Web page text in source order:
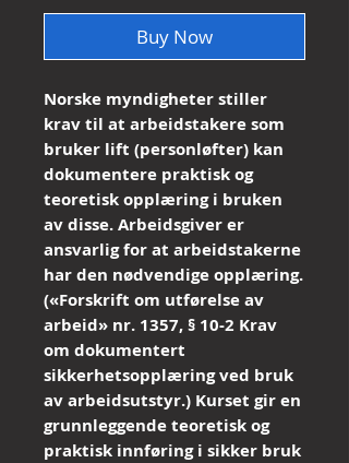
Buy Now
Norske myndigheter stiller
krav til at arbeidstakere som
bruker lift (personløfter) kan
dokumentere praktisk og
teoretisk opplæring i bruken
av disse. Arbeidsgiver er
ansvarlig for at arbeidstakerne
har den nødvendige opplæring.
(«Forskrift om utførelse av
arbeid» nr. 1357, § 10-2 Krav
om dokumentert
sikkerhetsopplæring ved bruk
av arbeidsutstyr.) Kurset gir en
grunnleggende teoretisk og
praktisk innføring i sikker bruk